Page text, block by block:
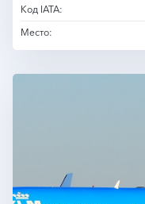
Код IATA:
Место: